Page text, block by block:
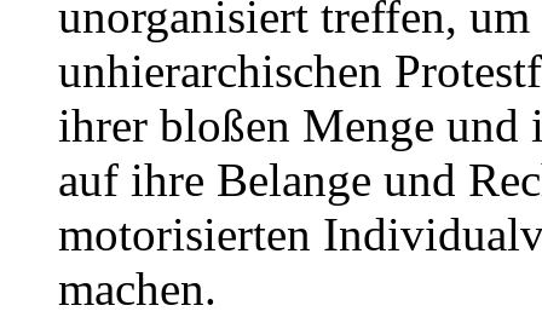
unorganisiert treffen,
unhierarchischen
ihrer bloßen Menge und
auf ihre Belange und
motorisierten
machen.